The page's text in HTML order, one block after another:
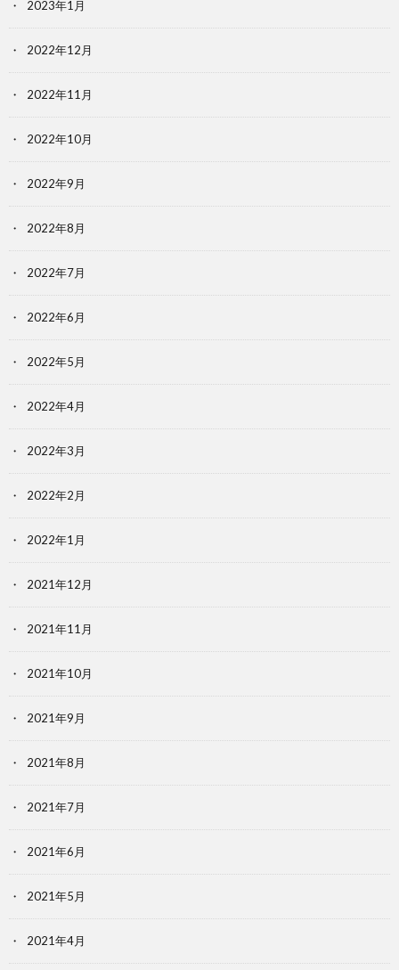
2023年1月
2022年12月
2022年11月
2022年10月
2022年9月
2022年8月
2022年7月
2022年6月
2022年5月
2022年4月
2022年3月
2022年2月
2022年1月
2021年12月
2021年11月
2021年10月
2021年9月
2021年8月
2021年7月
2021年6月
2021年5月
2021年4月